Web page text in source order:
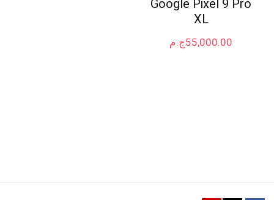
Google Pixel 9 Pro
XL
ج.م55,000.00